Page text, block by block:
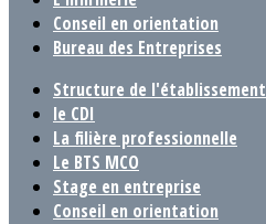
Conseil en orientation
Bureau des Entreprises
Structure de l'établissement
le CDI
La filière professionnelle
Le BTS MCO
Stage en entreprise
Conseil en orientation